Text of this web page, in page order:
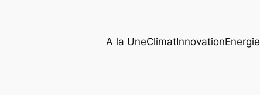
A la UneClimatInnovationEnergie